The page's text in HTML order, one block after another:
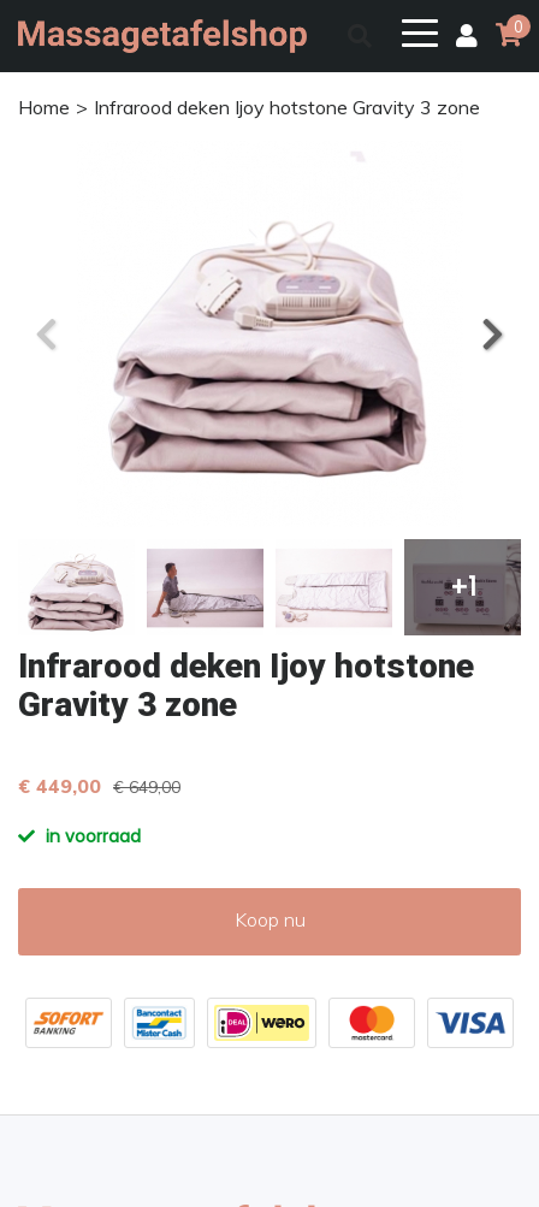
0
Home Infrarood deken Ijoy hotstone Gravity 3 zone
+1
Infrarood deken Ijoy hotstone
Gravity 3 zone
€ 449,00 € 649,00
in voorraad
Koop nu